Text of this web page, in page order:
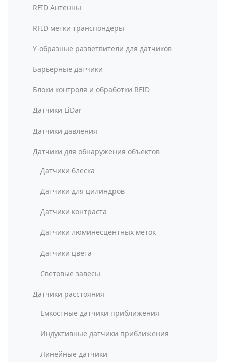
RFID Антенны
RFID метки транспондеры
Y-образные разветвители для датчиков
Барьерные датчики
Блоки контроля и обработки RFID
Датчики LiDar
Датчики давления
Датчики для обнаружения объектов
Датчики блеска
Датчики для цилиндров
Датчики контраста
Датчики люминесцентных меток
Датчики цвета
Световые завесы
Датчики расстояния
Емкостные датчики приближения
Индуктивные датчики приближения
Линейные датчики